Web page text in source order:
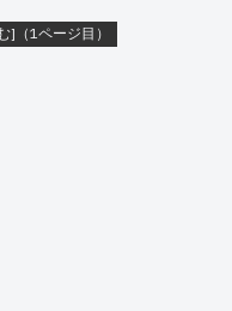
（1ページ目）